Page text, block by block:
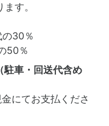
す。
30％
50％
駐車・回送代含め
にてお支払くださ